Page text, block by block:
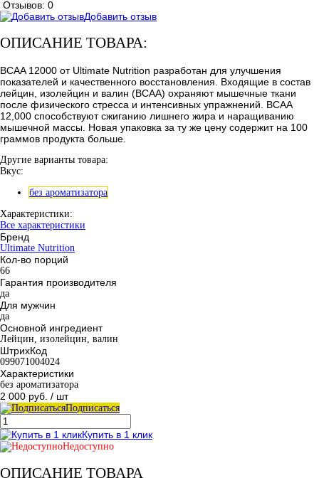
Отзывов: 0
Добавить отзыв
ОПИСАНИЕ ТОВАРА:
BCAA 12000 от Ultimate Nutrition разработан для улучшения
показателей и качественного восстановления. Входящие в состав
лейцин, изолейцин и валин (BCAA) охраняют мышечные ткани
после физического стресса и интенсивных упражнений. BCAA
12,000 способствуют сжиганию лишнего жира и наращиванию
мышечной массы. Новая упаковка за ту же цену содержит на 100
граммов продукта больше.
Другие варианты товара:
Вкус:
без ароматизатора
Характеристики:
Все характеристики
Бренд
Ultimate Nutrition
Кол-во порций
66
Гарантия производителя
да
Для мужчин
да
Основной ингредиент
Лейцин, изолейцин, валин
ШтрихКод
099071004024
Характеристики
без ароматизатора
2 000 руб. / шт
Подписаться
Купить в 1 клик
Недоступно
ОПИСАНИЕ ТОВАРА